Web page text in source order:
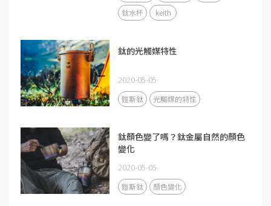
鈦水杯
keith
鈦的光觸媒特性
2020-05-05
鎧斯鈦 光觸媒的特性
鈦顏色變了嗎？鈦金屬自然的顏色
變化
2020-05-05
鎧斯鈦 顏色變化